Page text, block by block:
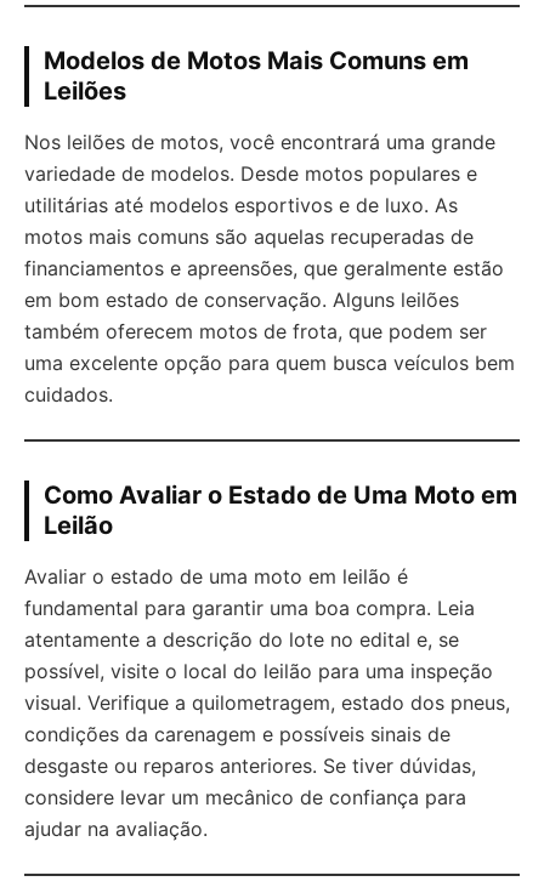
Modelos de Motos Mais Comuns em
Leilões
Nos leilões de motos, você encontrará uma grande
variedade de modelos. Desde motos populares e
utilitárias até modelos esportivos e de luxo. As
motos mais comuns são aquelas recuperadas de
financiamentos e apreensões, que geralmente estão
em bom estado de conservação. Alguns leilões
também oferecem motos de frota, que podem ser
uma excelente opção para quem busca veículos bem
cuidados.
Como Avaliar o Estado de Uma Moto em
Leilão
Avaliar o estado de uma moto em leilão é
fundamental para garantir uma boa compra. Leia
atentamente a descrição do lote no edital e, se
possível, visite o local do leilão para uma inspeção
visual. Verifique a quilometragem, estado dos pneus,
condições da carenagem e possíveis sinais de
desgaste ou reparos anteriores. Se tiver dúvidas,
considere levar um mecânico de confiança para
ajudar na avaliação.